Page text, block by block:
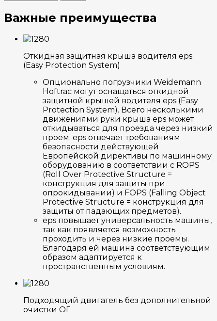
Важные преимущества
Откидная защитная крыша водителя eps
(Easy Protection System)
Опционально погрузчики Weidemann
Hoftrac могут оснащаться откидной
защитной крышей водителя eps (Easy
Protection System). Всего несколькими
движениями руки крыша eps может
откидываться для проезда через низкий
проем. eps отвечает требованиям
безопасности действующей
Европейской директивы по машинному
оборудованию в соответствии с ROPS
(Roll Over Protective Structure =
конструкция для защиты при
опрокидывании) и FOPS (Falling Object
Protective Structure = конструкция для
защиты от падающих предметов).
eps повышает универсальность машины,
так как появляется возможность
проходить и через низкие проемы.
Благодаря ей машина соответствующим
образом адаптируется к
пространственным условиям.
Подходящий двигатель без дополнительной
очистки ОГ